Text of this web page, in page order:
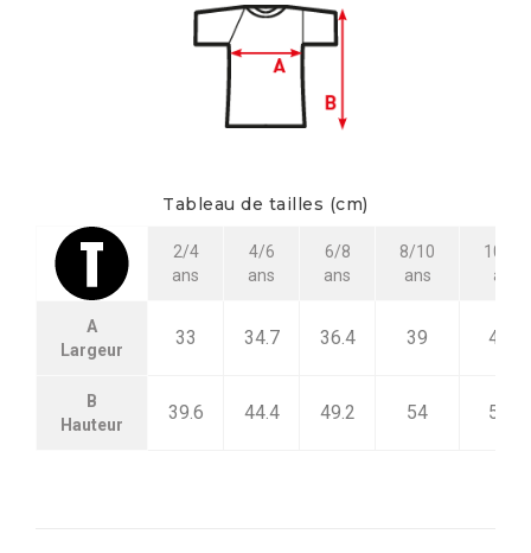
Tableau de tailles (cm)
2/4
ans
4/6
ans
6/8
ans
8/10
ans
10/12
ans
A
Largeur
33 34.7 36.4 39 42.5
B
Hauteur
39.6 44.4 49.2 54 58.8